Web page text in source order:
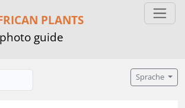
PLANTS
guide
Sprache